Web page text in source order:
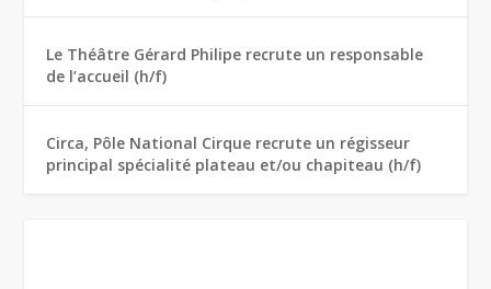
Le Théâtre Gérard Philipe recrute un responsable
de l’accueil (h/f)
Circa, Pôle National Cirque recrute un régisseur
principal spécialité plateau et/ou chapiteau (h/f)